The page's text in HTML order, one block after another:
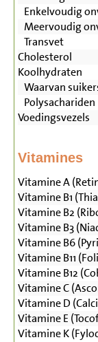
Enkelvoudig
Meervoudig
Transvet
Cholesterol
Koolhydraten
Waarvan
Polysachariden
Voedingsvezels
Vitamines
Vitamine A
Vitamine B1
Vitamine B2
Vitamine B3
Vitamine B6
Vitamine B11
Vitamine B12
Vitamine C
Vitamine D
Vitamine E
Vitamine K